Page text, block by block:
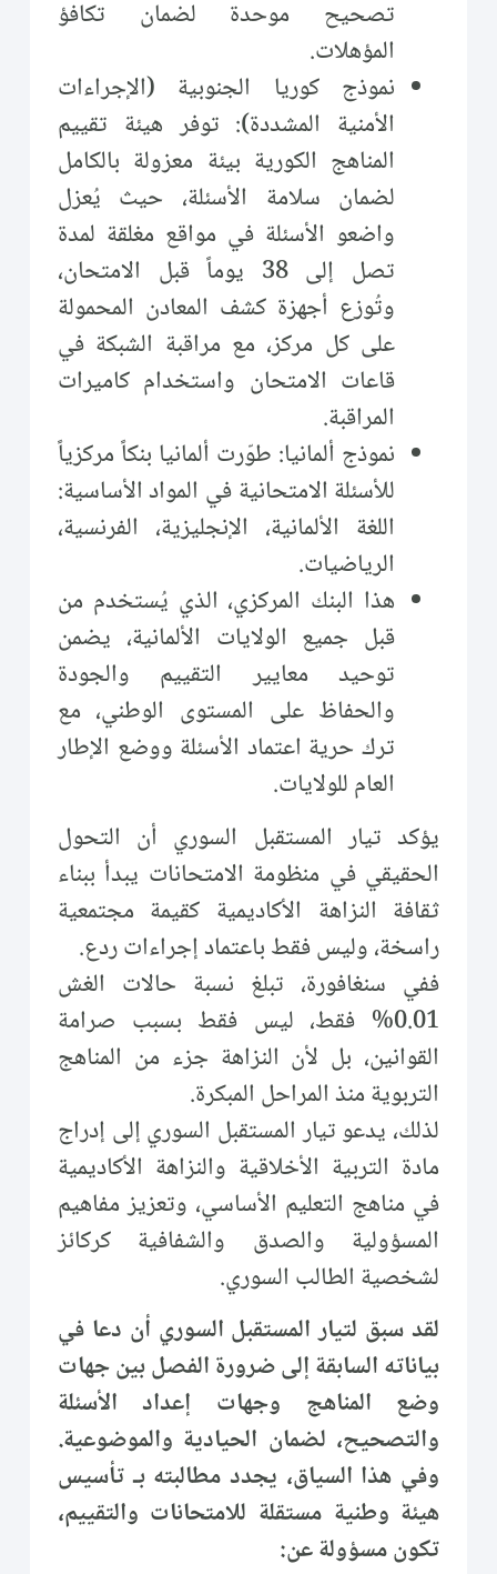
تصحيح موحدة لضمان تكافؤ
المؤهلات.
نموذج كوريا الجنوبية (الإجراءات
الأمنية المشددة): توفر هيئة تقييم
المناهج الكورية بيئة معزولة بالكامل
لضمان سلامة الأسئلة، حيث يُعزل
واضعو الأسئلة في مواقع مغلقة لمدة
تصل إلى 38 يوماً قبل الامتحان،
وتُوزع أجهزة كشف المعادن المحمولة
على كل مركز، مع مراقبة الشبكة في
قاعات الامتحان واستخدام كاميرات
المراقبة.
نموذج ألمانيا: طوّرت ألمانيا بنكاً مركزياً
للأسئلة الامتحانية في المواد الأساسية:
اللغة الألمانية، الإنجليزية، الفرنسية،
الرياضيات.
هذا البنك المركزي، الذي يُستخدم من
قبل جميع الولايات الألمانية، يضمن
توحيد معايير التقييم والجودة
والحفاظ على المستوى الوطني، مع
ترك حرية اعتماد الأسئلة ووضع الإطار
العام للولايات.
يؤكد تيار المستقبل السوري أن التحول
الحقيقي في منظومة الامتحانات يبدأ ببناء
ثقافة النزاهة الأكاديمية كقيمة مجتمعية
راسخة، وليس فقط باعتماد إجراءات ردع.
ففي سنغافورة، تبلغ نسبة حالات الغش
0.01% فقط، ليس فقط بسبب صرامة
القوانين، بل لأن النزاهة جزء من المناهج
التربوية منذ المراحل المبكرة.
لذلك، يدعو تيار المستقبل السوري إلى إدراج
مادة التربية الأخلاقية والنزاهة الأكاديمية
في مناهج التعليم الأساسي، وتعزيز مفاهيم
المسؤولية والصدق والشفافية كركائز
لشخصية الطالب السوري.
لقد سبق لتيار المستقبل السوري أن دعا في
بياناته السابقة إلى ضرورة الفصل بين جهات
وضع المناهج وجهات إعداد الأسئلة
والتصحيح، لضمان الحيادية والموضوعية.
وفي هذا السياق، يجدد مطالبته بـ تأسيس
هيئة وطنية مستقلة للامتحانات والتقييم،
تكون مسؤولة عن: